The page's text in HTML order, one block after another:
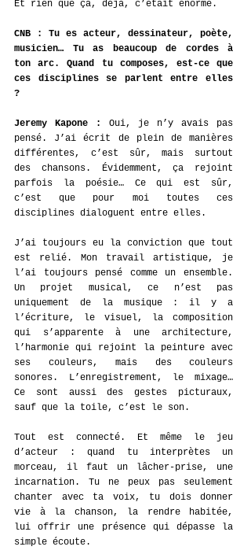
Et rien que ça, déjà, c’était énorme.
CNB : Tu es acteur, dessinateur, poète,
musicien… Tu as beaucoup de cordes à
ton arc. Quand tu composes, est-ce que
ces disciplines se parlent entre elles
?
Jeremy Kapone : Oui, je n’y avais pas
pensé. J’ai écrit de plein de manières
différentes, c’est sûr, mais surtout
des chansons. Évidemment, ça rejoint
parfois la poésie… Ce qui est sûr,
c’est que pour moi toutes ces
disciplines dialoguent entre elles.
J’ai toujours eu la conviction que tout
est relié. Mon travail artistique, je
l’ai toujours pensé comme un ensemble.
Un projet musical, ce n’est pas
uniquement de la musique : il y a
l’écriture, le visuel, la composition
qui s’apparente à une architecture,
l’harmonie qui rejoint la peinture avec
ses couleurs, mais des couleurs
sonores. L’enregistrement, le mixage…
Ce sont aussi des gestes picturaux,
sauf que la toile, c’est le son.
Tout est connecté. Et même le jeu
d’acteur : quand tu interprètes un
morceau, il faut un lâcher-prise, une
incarnation. Tu ne peux pas seulement
chanter avec ta voix, tu dois donner
vie à la chanson, la rendre habitée,
lui offrir une présence qui dépasse la
simple écoute.